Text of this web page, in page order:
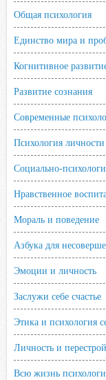
Общая психология
Единство мира и
Когнитивное
Развитие сознания
Современные
Психология личности
Социально-
Нравственное
Мораль и поведение
Азбука для
Эмоции и личность
Заслужи себе счастье
Этика и психология
Личность и
Всю жизнь